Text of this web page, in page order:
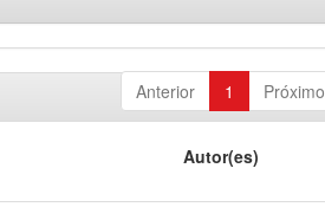
Anterior 1 Próximo
Autor(es)